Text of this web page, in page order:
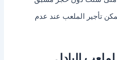
تأجير الملعب عند عدم